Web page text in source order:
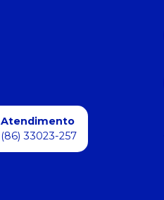
Atendimento
(86) 33023-257